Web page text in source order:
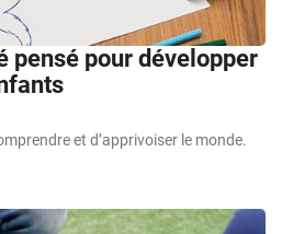
pensé pour développer
et d’apprivoiser le monde.